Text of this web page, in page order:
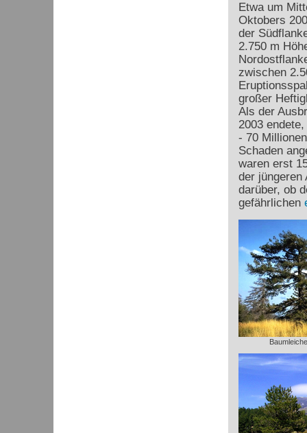
Etwa um
Oktobers
der
2.750 m
zwischen
großer
Als der
2003
- 70
Schaden
waren erst
der jüngeren
darüber, ob
gefährlichen